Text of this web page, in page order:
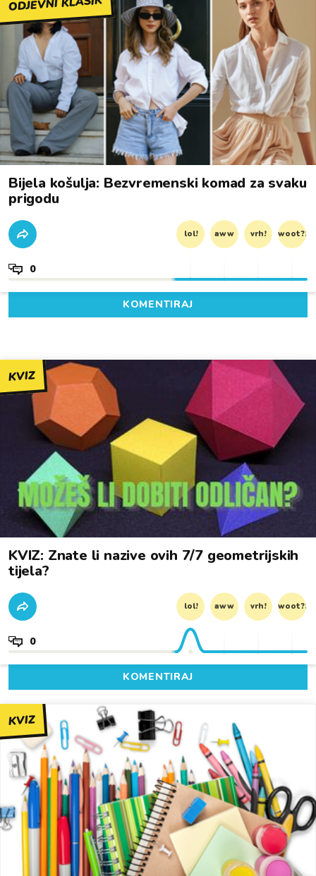
Bijela košulja: Bezvremenski komad za svaku
prigodu
lol! aww vrh! woot?!
0
KOMENTIRAJ
KVIZ
KVIZ: Znate li nazive ovih 7/7 geometrijskih
tijela?
lol! aww vrh! woot?!
0
KOMENTIRAJ
KVIZ